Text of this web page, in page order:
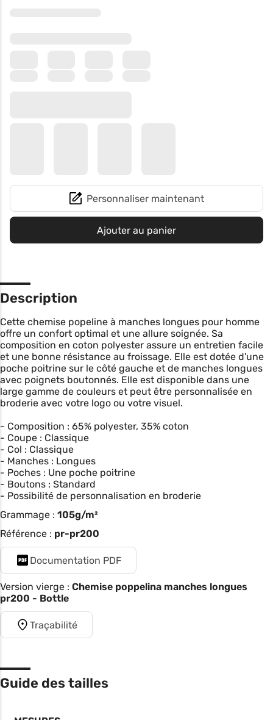
Personnaliser maintenant
Ajouter au panier
Description
Cette chemise popeline à manches longues pour homme
offre un confort optimal et une allure soignée. Sa
composition en coton polyester assure un entretien facile
et une bonne résistance au froissage. Elle est dotée d'une
poche poitrine sur le côté gauche et de manches longues
avec poignets boutonnés. Elle est disponible dans une
large gamme de couleurs et peut être personnalisée en
broderie avec votre logo ou votre visuel.
- Composition : 65% polyester, 35% coton
- Coupe : Classique
- Col : Classique
- Manches : Longues
- Poches : Une poche poitrine
- Boutons : Standard
- Possibilité de personnalisation en broderie
Grammage : 105g/m²
Référence : pr-pr200
Documentation PDF
Version vierge : Chemise poppelina manches longues
pr200 - Bottle
Traçabilité
Guide des tailles